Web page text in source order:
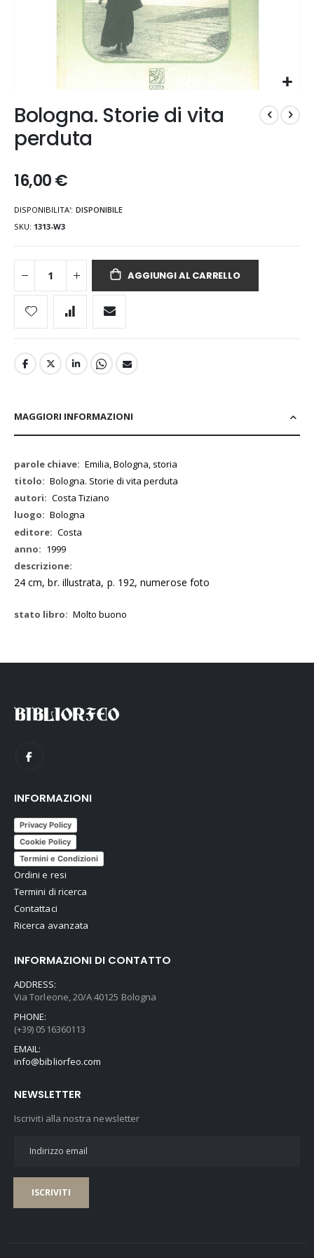
all'inizio
della
galleria
Bologna. Storie di vita
perduta
16,00 €
DISPONIBILITA': DISPONIBILE
SKU 1313-W3
AGGIUNGI AL CARRELLO
MAGGIORI INFORMAZIONI
Maggiori
Informazioni
Emilia, Bologna, storia
Bologna. Storie di vita perduta
Costa Tiziano
Bologna
Costa
1999
24 cm, br. illustrata, p. 192, numerose foto
Molto buono
INFORMAZIONI
Privacy Policy
Cookie Policy
Termini e Condizioni
Ordini e resi
Termini di ricerca
Contattaci
Ricerca avanzata
INFORMAZIONI DI CONTATTO
ADDRESS:
Via Torleone, 20/A 40125 Bologna
PHONE:
(+39) 0516360113
EMAIL:
info@bibliorfeo.com
NEWSLETTER
Iscriviti alla nostra newsletter
ISCRIVITI